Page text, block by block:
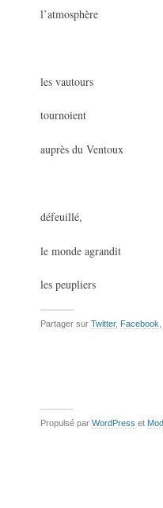
l’atmosphère
les vautours
tournoient
auprès du Ventoux
défeuillé,
le monde agrandit
les peupliers
Partager sur Twitter, Facebook
Propulsé par WordPress et